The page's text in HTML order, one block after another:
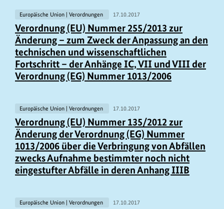
Europäische Union | Verordnungen 17.10.2017
Verordnung (EU) Nummer 255/2013 zur
Änderung – zum Zweck der Anpassung an den
technischen und wissenschaftlichen
Fortschritt – der Anhänge IC, VII und VIII der
Verordnung (EG) Nummer 1013/2006
Europäische Union | Verordnungen 17.10.2017
Verordnung (EU) Nummer 135/2012 zur
Änderung der Verordnung (EG) Nummer
1013/2006 über die Verbringung von Abfällen
zwecks Aufnahme bestimmter noch nicht
eingestufter Abfälle in deren Anhang IIIB
Europäische Union | Verordnungen 17.10.2017